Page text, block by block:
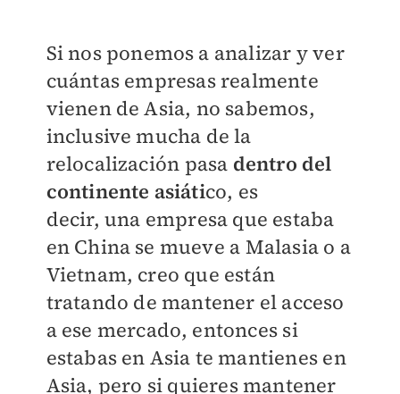
Si nos ponemos a analizar y ver
cuántas empresas realmente
vienen de Asia, no sabemos,
inclusive mucha de la
relocalización pasa dentro del
continente asiático, es
decir, una empresa que estaba
en China se mueve a Malasia o a
Vietnam, creo que están
tratando de mantener el acceso
a ese mercado, entonces si
estabas en Asia te mantienes en
Asia, pero si quieres mantener